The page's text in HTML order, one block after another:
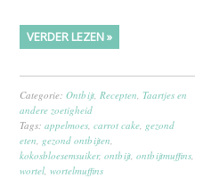
VERDER LEZEN »
Categorie:Ontbijt Recepten ,Taartjes en
andere zoetigheid
Tags:appelmoes ,carrot cake gezond
eten gezond ontbijten
kokosbloesemsuiker,ontbijt ,ontbijtmuffins
wortel ,wortelmuffins